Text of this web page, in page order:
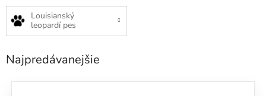
Louisianský
leopardí pes
Najpredávanejšie